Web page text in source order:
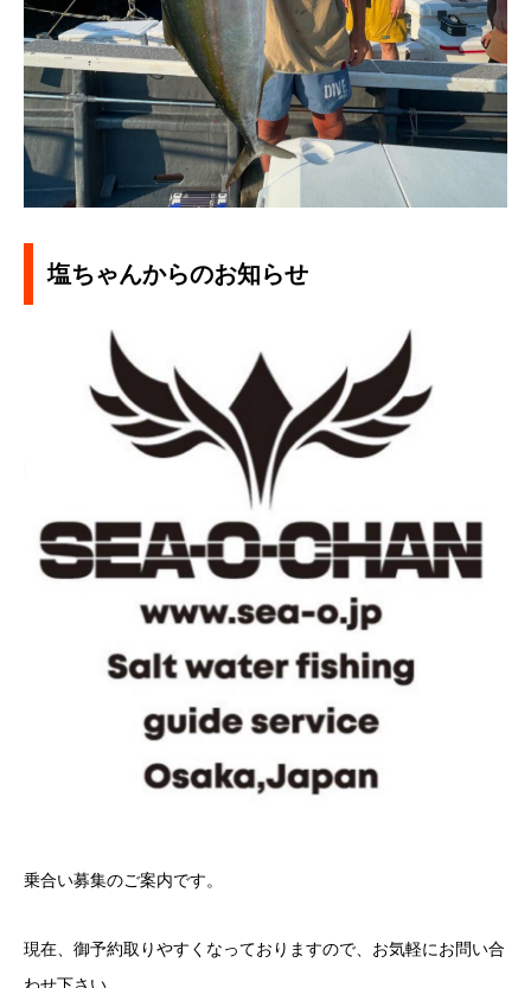
塩ちゃんからのお知らせ
乗合い募集のご案内です。
現在、御予約取りやすくなっておりますので、お気軽にお問い合
わせ下さい。